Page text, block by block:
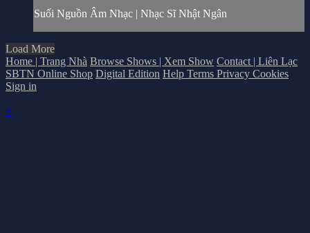
Suối Nguồn Âm Nhạc | Nhạc Sĩ Nhật Ngân
Load More
Home | Trang Nhà Browse Shows | Xem Show Contact | Liên Lạc
SBTN Online Shop Digital Edition Help Terms Privacy Cookies
Sign in
×